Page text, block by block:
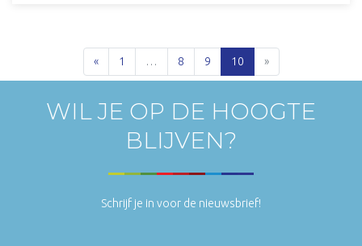
« 1 … 8 9 10 »
WIL JE OP DE HOOGTE
BLIJVEN?
Schrijf je in voor de nieuwsbrief!